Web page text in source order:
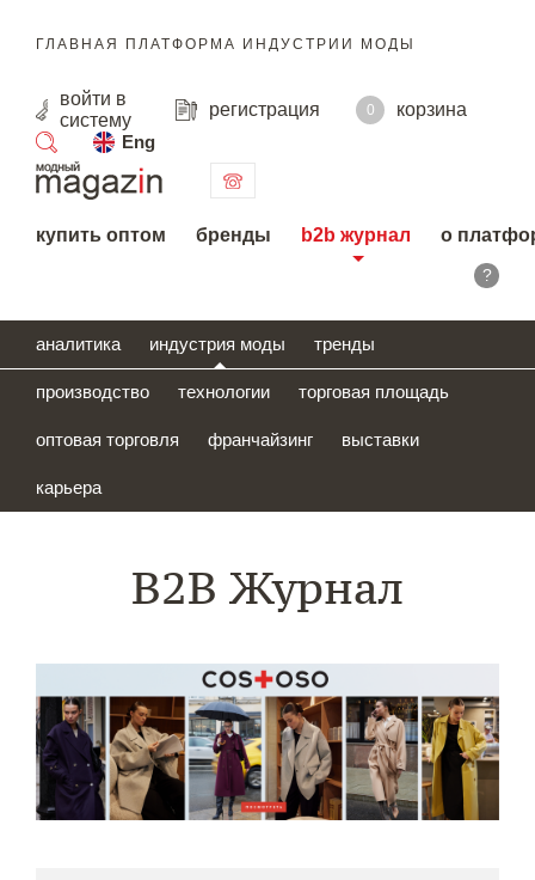
ГЛАВНАЯ ПЛАТФОРМА ИНДУСТРИИ МОДЫ
войти в
систему
регистрация 0
корзина
Eng
поиск
купить оптом бренды b2b журнал о
?
аналитика индустрия моды тренды
производство технологии торговая площадь
оптовая торговля франчайзинг выставки
карьера
B2B Журнал